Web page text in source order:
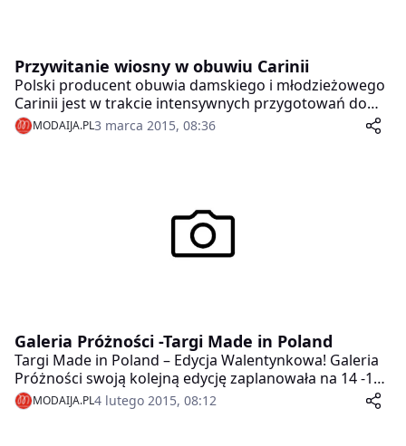
Przywitanie wiosny w obuwiu Carinii
Polski producent obuwia damskiego i młodzieżowego
Carinii jest w trakcie intensywnych przygotowań do
premiery kolekcji na sezon wiosna-lato 2015. Choć
oficjalna prezentacja obuwia jeszcze przed nami, to
MODAIJA.PL3 marca 2015, 08:36
Galeria Próżności -Targi Made in Poland
Targi Made in Poland – Edycja Walentynkowa! Galeria
Próżności swoją kolejną edycję zaplanowała na 14 -15
lutego z okazji Walentynek.
MODAIJA.PL4 lutego 2015, 08:12